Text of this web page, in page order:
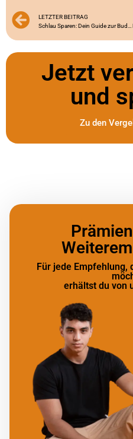
LETZTER BEITRAG
Jetzt
und
Zu den
Für jede Empfehlung,
erhältst du von